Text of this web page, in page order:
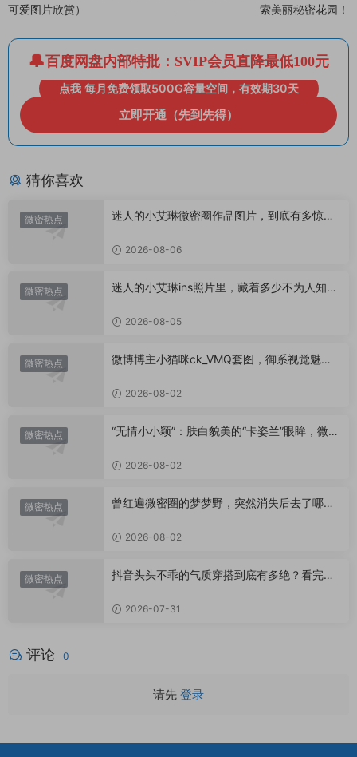
可爱图片欣赏）
索美丽秘密花园！
百度网盘内部特批：SVIP会员直降最低100元
点我 每月免费领取500G容量空间，有效期30天
立即开通（先到先得）
猜你喜欢
微密热点
迷人的小艾琳微密圈作品图片，到底有多惊
2026-08-06
微密热点
迷人的小艾琳ins照片里，藏着多少不为人知的
2026-08-05
微密热点
微博博主小猫咪ck_VMQ套图，御系视觉魅力
2026-08-02
微密热点
“无情小小颖”：肤白貌美的“卡姿兰”眼眸，微密
2026-08-02
微密热点
曾红遍微密圈的梦梦野，突然消失后去了哪
2026-08-02
微密热点
抖音头头不乖的气质穿搭到底有多绝？看完想
2026-07-31
评论 0
请先 登录